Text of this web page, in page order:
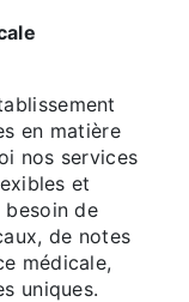
en matière
nos services
et
besoin de
de notes
médicale,
uniques.